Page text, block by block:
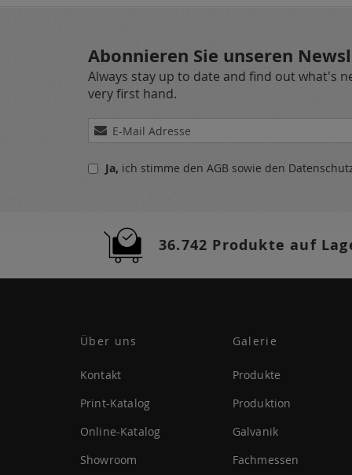
Abonnieren Sie unseren
Always stay up to date and find out what's
very first hand.
Melden
Sie
für Ja, ich stimme den AGB sowie den
36.742 Produkte auf
Über uns
Kontakt
Print-Katalog
Online-Katalog
Showroom
Galerie
Produkte
Produktion
Galvanik
Fachmessen